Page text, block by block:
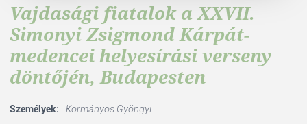
Vajdasági fiatalok a XXVII.
Simonyi Zsigmond Kárpát-
medencei helyesírási verseny
döntőjén, Budapesten
Személyek:
Kormányos Gyöngyi